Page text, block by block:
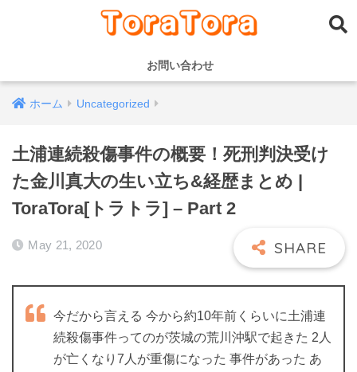
お問い合わせ
ホーム Uncategorized
土浦連続殺傷事件の概要！死刑判決受け
た金川真大の生い立ち&経歴まとめ |
ToraTora[トラトラ] – Part 2
May 21, 2020
今だから言える 今から約10年前くらいに土浦連
続殺傷事件ってのが茨城の荒川沖駅で起きた 2人
が亡くなり7人が重傷になった 事件があった あ